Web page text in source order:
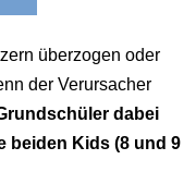
überzogen oder
der Verursacher
dabei
beiden Kids (8 und 9